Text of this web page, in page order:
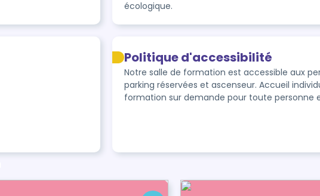
Politique d'accessibilité
Notre salle de formation est accessible aux
parking réservées et ascenseur. Accueil
formation sur demande pour toute personne